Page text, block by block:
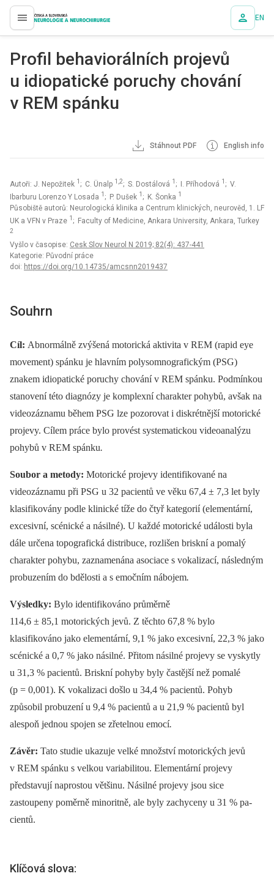
proLékaře.cz EN
Profil behaviorálních projevů
u idiopatické poruchy chování
v REM spánku
Stáhnout PDF English info
Autoři: J. Nepožitek 1 ; C. Ünalp 1,2; S. Dostálová 1 ; I. Příhodová 1 ; V.
Ibarburu Lorenzo Y Losada 1 ; P. Dušek 1 ; K. Šonka 1
Působiště autorů: Neurologická klinika a Centrum klinických, neurověd, 1. LF
UK a VFN v Praze 1 ; Faculty of Medicine, Ankara University, Ankara, Turkey
2
Vyšlo v časopise: Cesk Slov Neurol N 2019; 82(4): 437-441
Kategorie: Původní práce
doi: https://doi.org/10.14735/amcsnn2019437
Souhrn
Cíl: Abnormálně zvýšená motorická aktivita v REM (rapid eye
movement) spánku je hlavním polysomnografickým (PSG)
znakem idiopatické poruchy chování v REM spánku. Podmínkou
stanovení této dia­gnózy je komplexní charakter pohybů, avšak na
videozáznamu během PSG lze pozorovat i diskrétnější motorické
projevy. Cílem práce bylo provést systematickou videoanalýzu
pohybů v REM spánku.
Soubor a metody: Motorické projevy identifikované na
videozáznamu při PSG u 32 pa­cientů ve věku 67,4 ± 7,3 let byly
klasifikovány podle klinické tíže do čtyř kategorií (elementární,
excesivní, scénické a násilné). U každé motorické události byla
dále určena topografická distribuce, rozlišen briskní a pomalý
charakter pohybu, zaznamenána asociace s vokalizací, následným
probuzením do bdělosti a s emočním nábojem.
Výsledky: Bylo identifikováno průměrně
114,6 ± 85,1 motorických jevů. Z těchto 67,8 % bylo
klasifikováno jako elementární, 9,1 % jako excesivní, 22,3 % jako
scénické a 0,7 % jako násilné. Přitom násilné projevy se vyskytly
u 31,3 % pa­cientů. Briskní pohyby byly častější než pomalé
(p = 0,001). K vokalizaci došlo u 34,4 % pa­cientů. Pohyb
způsobil probuzení u 9,4 % pa­cientů a u 21,9 % pa­cientů byl
alespoň jednou spojen se zřetelnou emocí.
Závěr: Tato studie ukazuje velké množství motorických jevů
v REM spánku s velkou variabilitou. Elementární projevy
představují naprostou většinu. Násilné projevy jsou sice
zastoupeny poměrně minoritně, ale byly zachyceny u 31 % pa­
cientů.
Klíčová slova: